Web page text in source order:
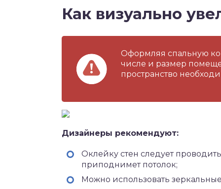
Как визуально
Оформляя спальную
числе и размер
пространство
Дизайнеры рекомендуют:
Оклейку стен следует
приподнимет потолок;
Можно использовать